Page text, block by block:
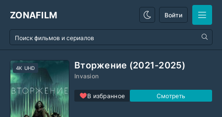
ZONAFILM Войти
Вторжение (2021-2025)
Invasion
В избранное
4K UHD